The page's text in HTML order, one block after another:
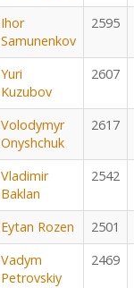
Ihor
Samunenkov
2595
Yuri
Kuzubov
2607
Volodymyr
Onyshchuk
2617
Vladimir
Baklan
2542
Eytan Rozen
2501
Vadym
Petrovskiy
2469